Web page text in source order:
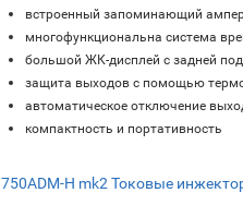
встроенный запоминающий
многофункциональна система
большой ЖК-дисплей с задней
защита выходов с помощью
автоматическое отключение
компактность и портативность
750ADM-H mk2 Токовые